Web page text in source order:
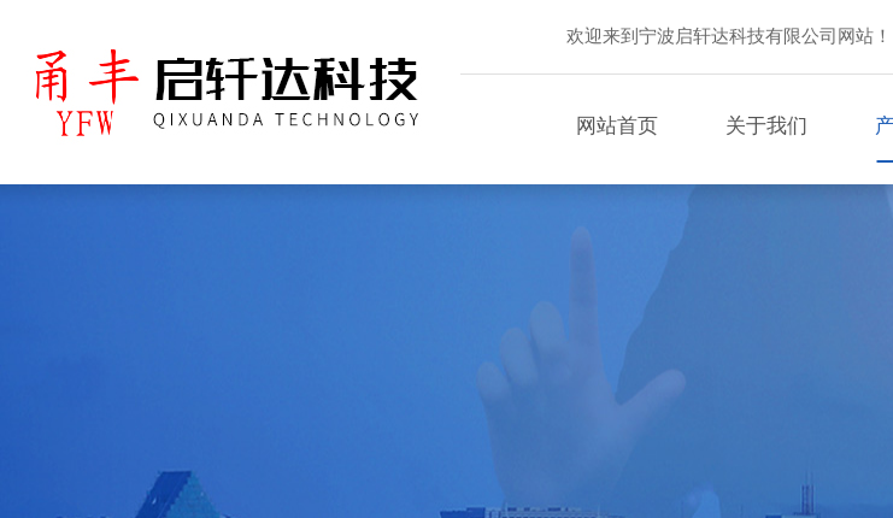
欢迎来到宁波启轩达科技有限公司网站！
网站首页 关于我们